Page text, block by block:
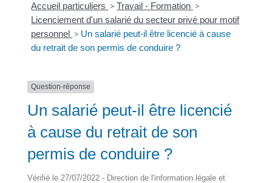
Accueil particuliers > Travail - Formation >
Licenciement d'un salarié du secteur privé pour motif
personnel > Un salarié peut-il être licencié à cause
du retrait de son permis de conduire ?
Question-réponse
Un salarié peut-il être licencié
à cause du retrait de son
permis de conduire ?
Vérifié le 27/07/2022 - Direction de l'information légale et